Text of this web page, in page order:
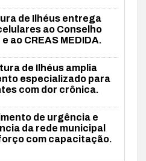
de Ilhéus entrega
ao Conselho
ao CREAS MEDIDA.
de Ilhéus amplia
especializado para
com dor crônica.
de urgência e
da rede municipal
com capacitação.